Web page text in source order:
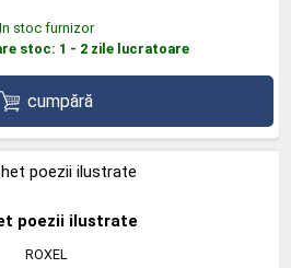
In stoc furnizor
stoc: 1 - 2 zile lucratoare
cumpără
poezii ilustrate
ROXEL